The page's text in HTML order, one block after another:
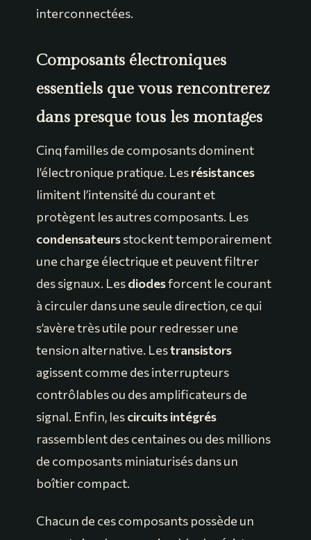
interconnectées.
Composants électroniques
essentiels que vous rencontrerez
dans presque tous les montages
Cinq familles de composants dominent
l’électronique pratique. Lesrésistances
limitent l’intensité du courant et
protègent les autres composants. Les
condensateursstockent temporairement
une charge électrique et peuvent filtrer
des signaux. Lesdiodesforcent le courant
à circuler dans une seule direction, ce qui
s’avère très utile pour redresser une
tension alternative. Lestransistors
agissent comme des interrupteurs
contrôlables ou des amplificateurs de
signal. Enfin, lescircuits intégrés
rassemblent des centaines ou des millions
de composants miniaturisés dans un
boîtier compact.
Chacun de ces composants possède un